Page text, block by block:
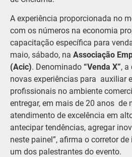
A experiência proporcionada no
com os números na economia
capacitação específica para
maio, sábado, na Associação
(Acic). Denominado “Venda X”, a
novas experiências para auxiliar
profissionais no ambiente
entregar, em mais de 20 anos de
atendimento de excelência em
antecipar tendências, agregar
neste painel”, afirma o corretor de
um dos palestrantes do evento.